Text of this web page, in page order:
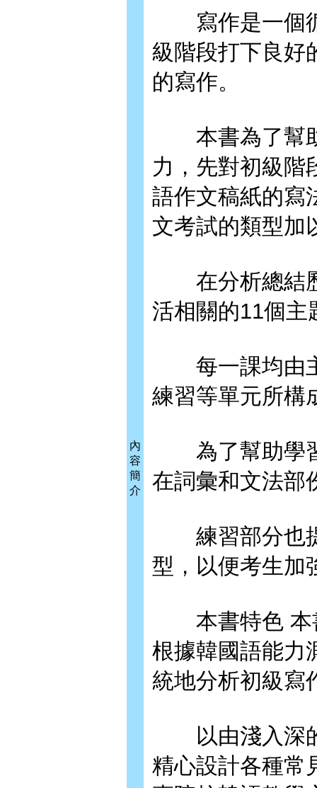
內
容
簡
介
寫作是一個循
級階段打下良好
的寫作。
本書為了幫助
力，先對初級階
語作文稿紙的寫
文考試的類型加
在分析總結歷
活相關的11個主
每一課均由主
練習等單元所構
為了幫助學習
在詞彙和文法部
練習部分也提
型，以便考生加
本書特色 本
根據韓國語能力
統地分析初級寫
以由淺入深的
精心設計各種常